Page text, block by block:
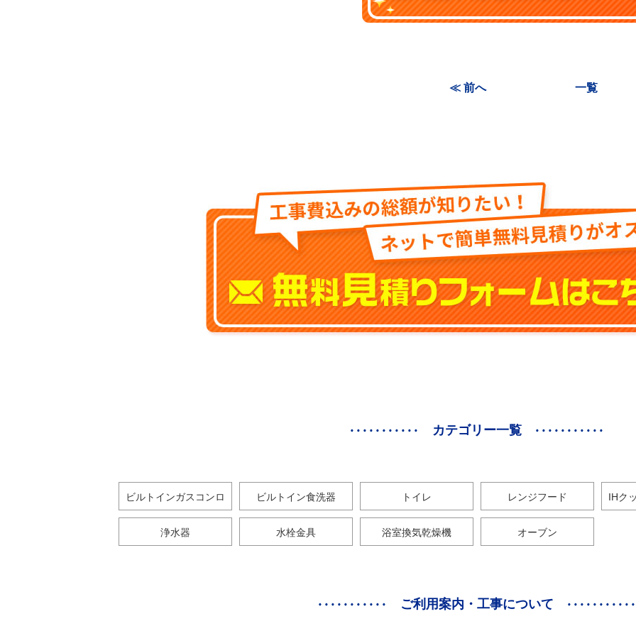
≪ 前へ 一覧
カテゴリー一覧
ビルトインガスコンロ ビルトイン食洗器 トイレ レンジフード IHク
浄水器 水栓金具 浴室換気乾燥機 オーブン
ご利用案内・工事について